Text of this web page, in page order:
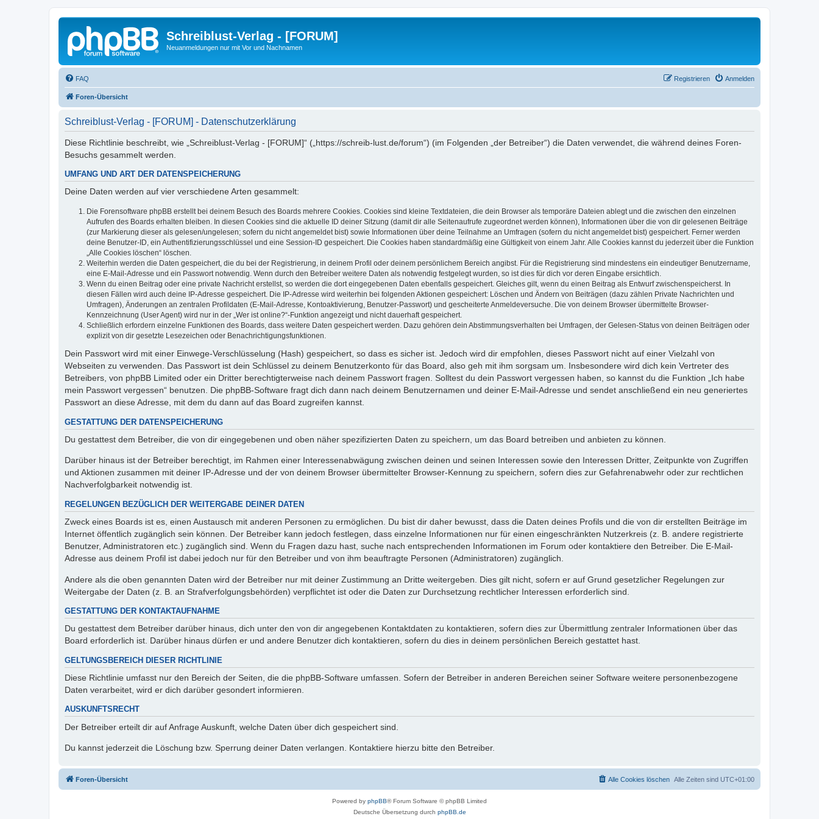
Schreiblust-Verlag - [FORUM]
Neuanmeldungen nur mit Vor und Nachnamen
FAQ Anmelden
Registrieren
Foren-Übersicht
Schreiblust-Verlag - [FORUM] - Datenschutzerklärung
Diese Richtlinie beschreibt, wie „Schreiblust-Verlag - [FORUM]“ („https://schreib-lust.de/forum“) (im Folgenden „der Betreiber“) die Daten verwendet, die während deines Foren-
Besuchs gesammelt werden.
UMFANG UND ART DER DATENSPEICHERUNG
Deine Daten werden auf vier verschiedene Arten gesammelt:
Die Forensoftware phpBB erstellt bei deinem Besuch des Boards mehrere Cookies. Cookies sind kleine Textdateien, die dein Browser als temporäre Dateien ablegt und die zwischen den einzelnen
Aufrufen des Boards erhalten bleiben. In diesen Cookies sind die aktuelle ID deiner Sitzung (damit dir alle Seitenaufrufe zugeordnet werden können), Informationen über die von dir gelesenen Beiträge
(zur Markierung dieser als gelesen/ungelesen; sofern du nicht angemeldet bist) sowie Informationen über deine Teilnahme an Umfragen (sofern du nicht angemeldet bist) gespeichert. Ferner werden
deine Benutzer-ID, ein Authentifizierungsschlüssel und eine Session-ID gespeichert. Die Cookies haben standardmäßig eine Gültigkeit von einem Jahr. Alle Cookies kannst du jederzeit über die Funktion
„Alle Cookies löschen“ löschen.
Weiterhin werden die Daten gespeichert, die du bei der Registrierung, in deinem Profil oder deinem persönlichem Bereich angibst. Für die Registrierung sind mindestens ein eindeutiger Benutzername,
eine E-Mail-Adresse und ein Passwort notwendig. Wenn durch den Betreiber weitere Daten als notwendig festgelegt wurden, so ist dies für dich vor deren Eingabe ersichtlich.
Wenn du einen Beitrag oder eine private Nachricht erstellst, so werden die dort eingegebenen Daten ebenfalls gespeichert. Gleiches gilt, wenn du einen Beitrag als Entwurf zwischenspeicherst. In
diesen Fällen wird auch deine IP-Adresse gespeichert. Die IP-Adresse wird weiterhin bei folgenden Aktionen gespeichert: Löschen und Ändern von Beiträgen (dazu zählen Private Nachrichten und
Umfragen), Änderungen an zentralen Profildaten (E-Mail-Adresse, Kontoaktivierung, Benutzer-Passwort) und gescheiterte Anmeldeversuche. Die von deinem Browser übermittelte Browser-
Kennzeichnung (User Agent) wird nur in der „Wer ist online?“-Funktion angezeigt und nicht dauerhaft gespeichert.
Schließlich erfordern einzelne Funktionen des Boards, dass weitere Daten gespeichert werden. Dazu gehören dein Abstimmungsverhalten bei Umfragen, der Gelesen-Status von deinen Beiträgen oder
explizit von dir gesetzte Lesezeichen oder Benachrichtigungsfunktionen.
Dein Passwort wird mit einer Einwege-Verschlüsselung (Hash) gespeichert, so dass es sicher ist. Jedoch wird dir empfohlen, dieses Passwort nicht auf einer Vielzahl von
Webseiten zu verwenden. Das Passwort ist dein Schlüssel zu deinem Benutzerkonto für das Board, also geh mit ihm sorgsam um. Insbesondere wird dich kein Vertreter des
Betreibers, von phpBB Limited oder ein Dritter berechtigterweise nach deinem Passwort fragen. Solltest du dein Passwort vergessen haben, so kannst du die Funktion „Ich habe
mein Passwort vergessen“ benutzen. Die phpBB-Software fragt dich dann nach deinem Benutzernamen und deiner E-Mail-Adresse und sendet anschließend ein neu generiertes
Passwort an diese Adresse, mit dem du dann auf das Board zugreifen kannst.
GESTATTUNG DER DATENSPEICHERUNG
Du gestattest dem Betreiber, die von dir eingegebenen und oben näher spezifizierten Daten zu speichern, um das Board betreiben und anbieten zu können.
Darüber hinaus ist der Betreiber berechtigt, im Rahmen einer Interessenabwägung zwischen deinen und seinen Interessen sowie den Interessen Dritter, Zeitpunkte von Zugriffen
und Aktionen zusammen mit deiner IP-Adresse und der von deinem Browser übermittelter Browser-Kennung zu speichern, sofern dies zur Gefahrenabwehr oder zur rechtlichen
Nachverfolgbarkeit notwendig ist.
REGELUNGEN BEZÜGLICH DER WEITERGABE DEINER DATEN
Zweck eines Boards ist es, einen Austausch mit anderen Personen zu ermöglichen. Du bist dir daher bewusst, dass die Daten deines Profils und die von dir erstellten Beiträge im
Internet öffentlich zugänglich sein können. Der Betreiber kann jedoch festlegen, dass einzelne Informationen nur für einen eingeschränkten Nutzerkreis (z. B. andere registrierte
Benutzer, Administratoren etc.) zugänglich sind. Wenn du Fragen dazu hast, suche nach entsprechenden Informationen im Forum oder kontaktiere den Betreiber. Die E-Mail-
Adresse aus deinem Profil ist dabei jedoch nur für den Betreiber und von ihm beauftragte Personen (Administratoren) zugänglich.
Andere als die oben genannten Daten wird der Betreiber nur mit deiner Zustimmung an Dritte weitergeben. Dies gilt nicht, sofern er auf Grund gesetzlicher Regelungen zur
Weitergabe der Daten (z. B. an Strafverfolgungsbehörden) verpflichtet ist oder die Daten zur Durchsetzung rechtlicher Interessen erforderlich sind.
GESTATTUNG DER KONTAKTAUFNAHME
Du gestattest dem Betreiber darüber hinaus, dich unter den von dir angegebenen Kontaktdaten zu kontaktieren, sofern dies zur Übermittlung zentraler Informationen über das
Board erforderlich ist. Darüber hinaus dürfen er und andere Benutzer dich kontaktieren, sofern du dies in deinem persönlichen Bereich gestattet hast.
GELTUNGSBEREICH DIESER RICHTLINIE
Diese Richtlinie umfasst nur den Bereich der Seiten, die die phpBB-Software umfassen. Sofern der Betreiber in anderen Bereichen seiner Software weitere personenbezogene
Daten verarbeitet, wird er dich darüber gesondert informieren.
AUSKUNFTSRECHT
Der Betreiber erteilt dir auf Anfrage Auskunft, welche Daten über dich gespeichert sind.
Du kannst jederzeit die Löschung bzw. Sperrung deiner Daten verlangen. Kontaktiere hierzu bitte den Betreiber.
Foren-Übersicht Alle Zeiten sind UTC+01:00
Alle Cookies löschen
Powered by phpBB® Forum Software © phpBB Limited
Deutsche Übersetzung durch phpBB.de